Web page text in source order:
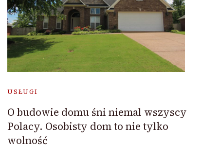
USŁUGI
O budowie domu śni niemal wszyscy
Polacy. Osobisty dom to nie tylko
wolność